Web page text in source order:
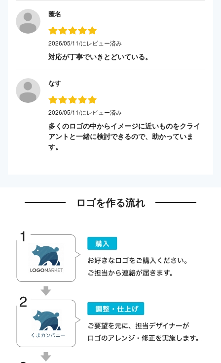
匿名
2026/05/11/にレビュー済み
対応が丁寧でいきとどいている。
なす
2026/05/11/にレビュー済み
多くのロゴの中からイメージに近いものをクライ
アントと一緒に検討できるので、助かっていま
す。
ロゴを作る流れ